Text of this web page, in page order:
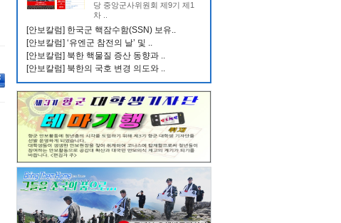
당 중앙군사위원회 제9기 제1
차 ..
[안보칼럼] 한국군 핵잠수함(SSN) 보유..
[안보칼럼] ‘유엔군 참전의 날’ 및 ..
[안보칼럼] 북한 핵물질 증산 동향과 ..
[안보칼럼] 북한의 국호 변경 의도와 ..